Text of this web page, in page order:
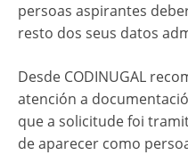
persoas aspirantes
resto dos seus datos
Desde CODINUGAL
atención a
que a solicitude foi
de aparecer como